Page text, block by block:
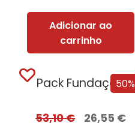
Adicionar ao
carrinho
50%
Pack Fundação
53,10€ 26,55 €